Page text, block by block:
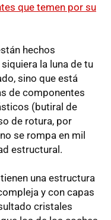
que temen por su
hechos
la luna de tu
sino que está
de componentes
(butiral de
de rotura, por
se rompa en mil
estructural.
una estructura
y con capas
cristales